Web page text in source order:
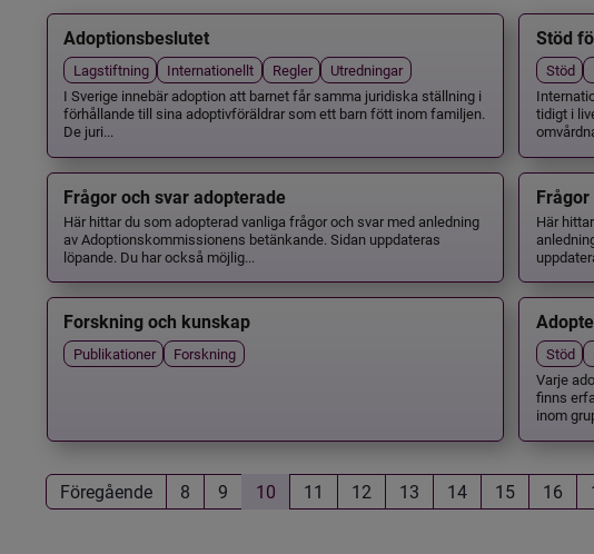
Adoptionsbeslutet
Lagstiftning Internationellt Regler
Utredningar
I Sverige innebär adoption att barnet får samma juridiska ställning i
förhållande till sina adoptivföräldrar som ett barn fött inom familjen.
De juri...
Stöd
Stöd
tidigt i
Frågor och svar adopterade
Här hittar du som adopterad vanliga frågor och svar med anledning
av Adoptionskommissionens betänkande. Sidan uppdateras
löpande. Du har också möjlig...
Här
Forskning och kunskap
Publikationer Forskning Stöd
Varje
finns
inom
Föregående 8 9 10 11 12 13 14 15 16